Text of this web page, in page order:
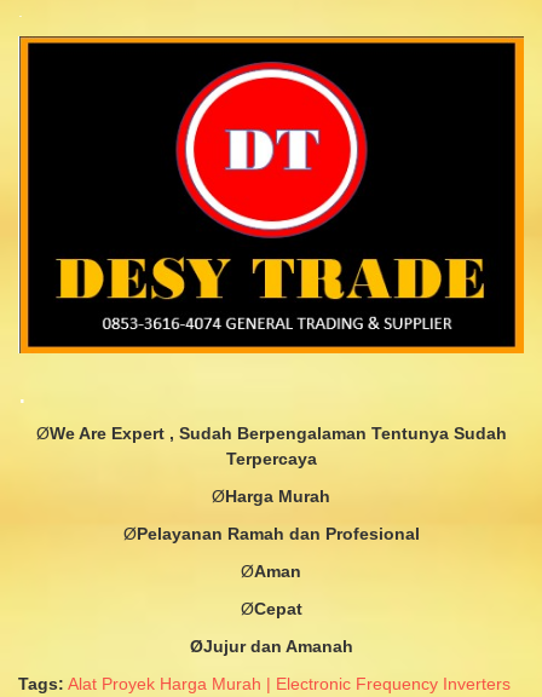
.
ØWe Are Expert , Sudah Berpengalaman Tentunya Sudah
Terpercaya
ØHarga Murah
ØPelayanan Ramah dan Profesional
ØAman
ØCepat
ØJujurdan Amanah
Tags: Alat Proyek Harga Murah | Electronic Frequency Inverters